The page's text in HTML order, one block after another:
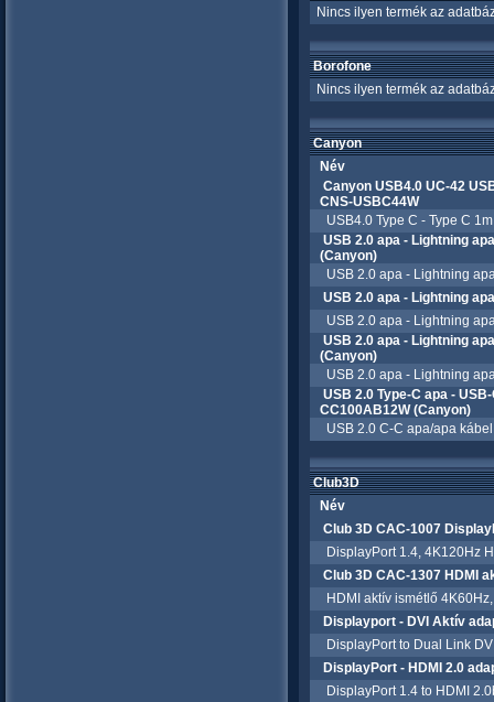
Nincs ilyen termék az
Borofone
Nincs ilyen termék az
Canyon
Név
Canyon USB4.0 UC-42
CNS-USBC44W
USB4.0 Type C - Type C
USB 2.0 apa - Lightning
(Canyon)
USB 2.0 apa - Lightning apa
USB 2.0 apa - Lightning
USB 2.0 apa - Lightning apa
USB 2.0 apa - Lightning
(Canyon)
USB 2.0 apa - Lightning apa
USB 2.0 Type-C apa -
CC100AB12W (Canyon)
USB 2.0 C-C apa/apa
Club3D
Név
Club 3D CAC-1007
DisplayPort 1.4, 4K120Hz
Club 3D CAC-1307 HDMI
HDMI aktív ismétlő 4K60Hz,
Displayport - DVI Aktív
DisplayPort to Dual Link
DisplayPort - HDMI 2.0
DisplayPort 1.4 to HDMI